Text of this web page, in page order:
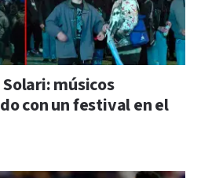
músicos
con un festival en el